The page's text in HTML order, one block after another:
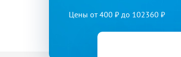
Цены от 400 ₽ до 102360 ₽